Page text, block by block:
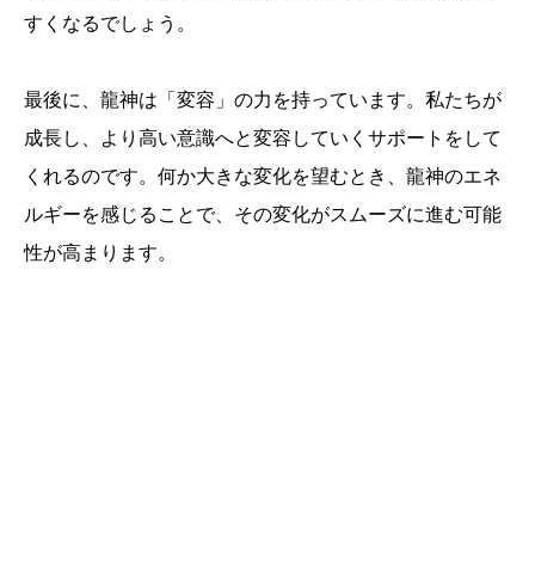
すくなるでしょう。
最後に、龍神は「変容」の力を持っています。私たちが
成長し、より高い意識へと変容していくサポートをして
くれるのです。何か大きな変化を望むとき、龍神のエネ
ルギーを感じることで、その変化がスムーズに進む可能
性が高まります。